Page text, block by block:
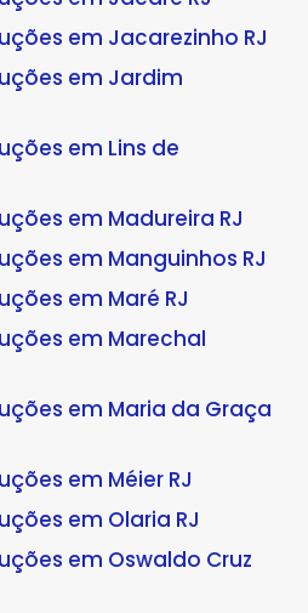
em Jacarezinho RJ
em Jardim
em Lins de
em Madureira RJ
em Manguinhos RJ
em Maré RJ
em Marechal
em Maria da Graça
em Méier RJ
em Olaria RJ
em Oswaldo Cruz